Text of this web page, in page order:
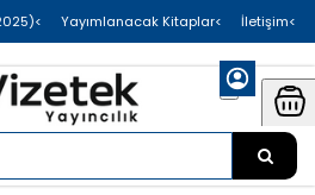
>İletişim
>Yayımlanacak Kitaplar
>Atıf Bülteni(2025)